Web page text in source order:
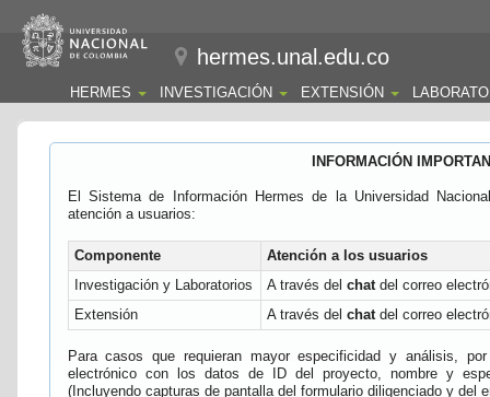
hermes.unal.edu.co
HERMES INVESTIGACIÓN EXTENSIÓN
INFORMACIÓN
El Sistema de Información Hermes de la Universidad
atención a usuarios:
Componente
Atención a los usuarios
Investigación y Laboratorios
A través del chatdel correo
Extensión
A través del chatdel correo
Para casos que requieran mayor especificidad y análisis,
electrónico con los datos de ID del proyecto, nombre y
(Incluyendo capturas de pantalla del formulario diligenciado y del